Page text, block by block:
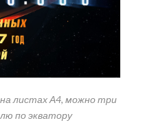
листах А4, можно три
по экватору